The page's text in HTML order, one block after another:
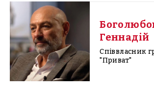
Геннадій
Співвласник
"Приват"